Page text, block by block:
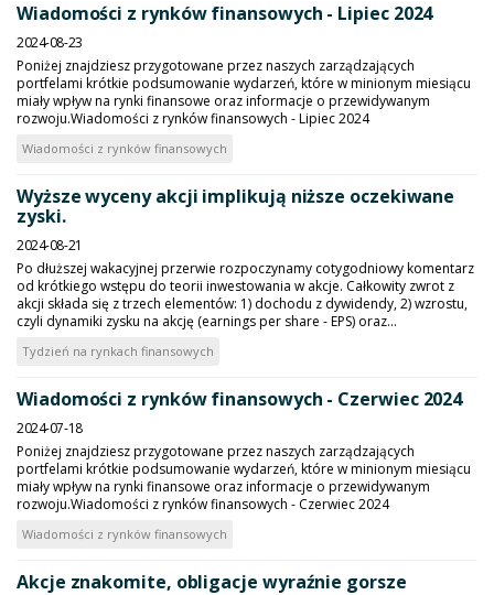
Wiadomości z rynków finansowych - Lipiec 2024
2024-08-23
Poniżej znajdziesz przygotowane przez naszych zarządzających
portfelami krótkie podsumowanie wydarzeń, które w minionym miesiącu
miały wpływ na rynki finansowe oraz informacje o przewidywanym
rozwoju.Wiadomości z rynków finansowych - Lipiec 2024
Wiadomości z rynków finansowych
Wyższe wyceny akcji implikują niższe oczekiwane
zyski.
2024-08-21
Po dłuższej wakacyjnej przerwie rozpoczynamy cotygodniowy komentarz
od krótkiego wstępu do teorii inwestowania w akcje. Całkowity zwrot z
akcji składa się z trzech elementów: 1) dochodu z dywidendy, 2) wzrostu,
czyli dynamiki zysku na akcję (earnings per share - EPS) oraz...
Tydzień na rynkach finansowych
Wiadomości z rynków finansowych - Czerwiec 2024
2024-07-18
Poniżej znajdziesz przygotowane przez naszych zarządzających
portfelami krótkie podsumowanie wydarzeń, które w minionym miesiącu
miały wpływ na rynki finansowe oraz informacje o przewidywanym
rozwoju.Wiadomości z rynków finansowych - Czerwiec 2024
Wiadomości z rynków finansowych
Akcje znakomite, obligacje wyraźnie gorsze